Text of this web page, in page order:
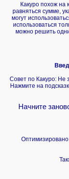
Какуро похож
равняться сумме,
могут
использоваться
можно решить
Совет по Какуро: Не
Нажмите на
Начните
Оптимизировано